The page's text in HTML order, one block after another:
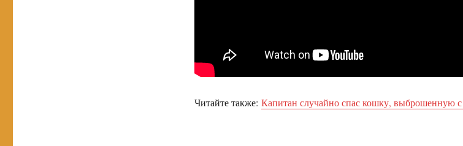
Читайте также: Капитан случайно спас кошку, выброшенную с